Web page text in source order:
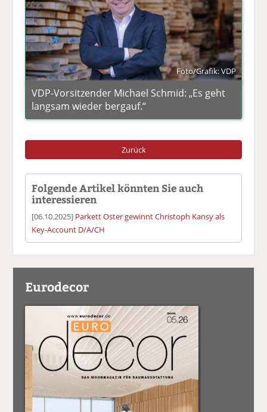
Foto/Grafik: VDP
VDP-Vorsitzender Michael Schmid: „Es geht
langsam wieder bergauf.“
Zurück
Folgende Artikel könnten Sie auch
interessieren
[06.10.2025] Parkett Oster gewinnt Christoph Kansy als
Key-Account D/A/CH
Eurodecor